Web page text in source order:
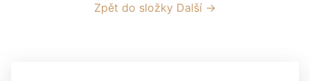
Zpět do složky Další →